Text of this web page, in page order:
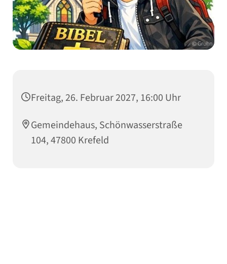
© Gruhn
Freitag, 26. Februar 2027, 16:00 Uhr
Gemeindehaus, Schönwasserstraße
104, 47800 Krefeld